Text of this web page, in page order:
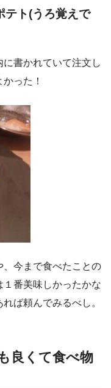
テト(うろ覚えで
書かれていて注文し
った！
今まで食べたことの
番美味しかったかな
ば頼んでみるべし。
良くて食べ物